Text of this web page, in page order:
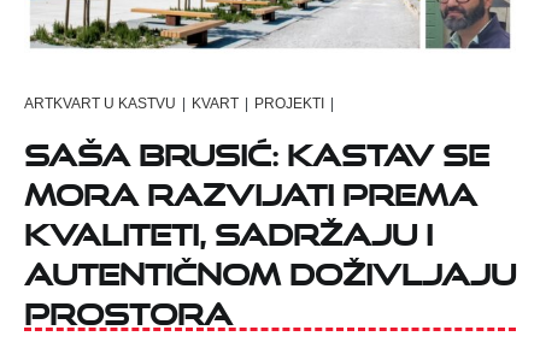
ARTKVART U KASTVU KVART PROJEKTI
Saša Brusić: Kastav se
mora razvijati prema
kvaliteti, sadržaju i
autentičnom doživljaju
prostora